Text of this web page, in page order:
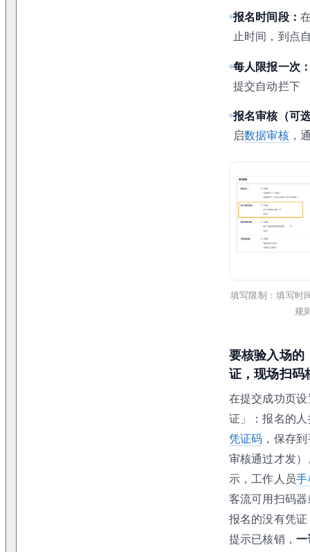
报名时间段：
止时间，到点
每人限报一次
提交自动拦下
报名审核（可
启数据审核 ，
填写限制：填写时
规
要核验入场的
证，现场扫码
在提交成功页
证」：报名的
凭证码 ，保存
审核通过才发
示，工作人员
客流可用扫码
报名的没有凭
提示已核销，